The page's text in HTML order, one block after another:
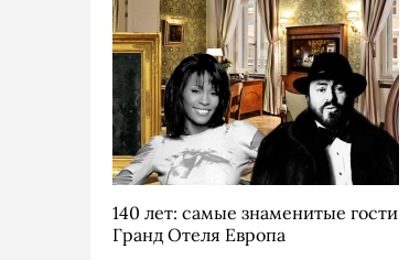
140 лет: самые знаменитые гости
Гранд Отеля Европа